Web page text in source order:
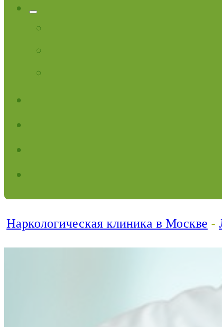
Наркологическая клиника в Москве -